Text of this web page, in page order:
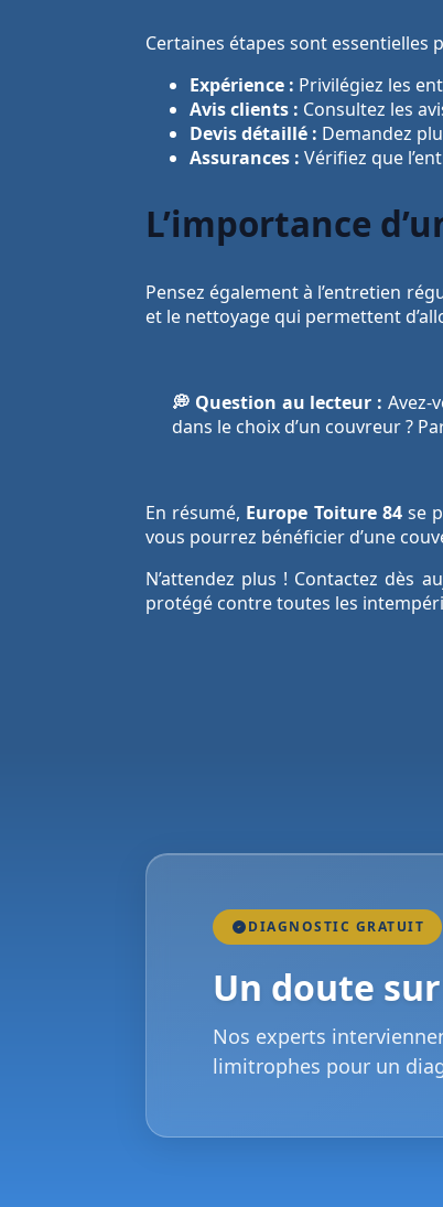
Certaines étapes sont
Expérience : Privilégiez les
Avis clients : Consultez les
Devis détaillé : Demandez
Assurances : Vérifiez que
L’importance
Pensez également à l’entretien
et le nettoyage qui permettent
💭 Question au lecteur : Avez-
dans le choix d’un couvreur ?
En résumé, Europe Toiture 84se
vous pourrez bénéficier d’une
N’attendez plus ! Contactez dès
protégé contre toutes les
DIAGNOSTIC GRATUIT
Un doute
Nos experts
limitrophes pour un